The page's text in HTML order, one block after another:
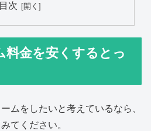
目次
料金を安くするとっ
ムをしたいと考えているなら、
てください。